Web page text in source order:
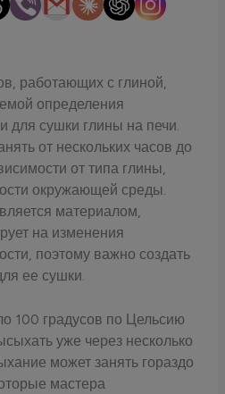
работающих с глиной,
определения
для сушки глины на печи.
от нескольких часов до
от типа глины,
окружающей среды.
материалом,
на изменения
поэтому важно создать
ее сушки.
100 градусов по Цельсию
уже через несколько
может занять гораздо
мастера